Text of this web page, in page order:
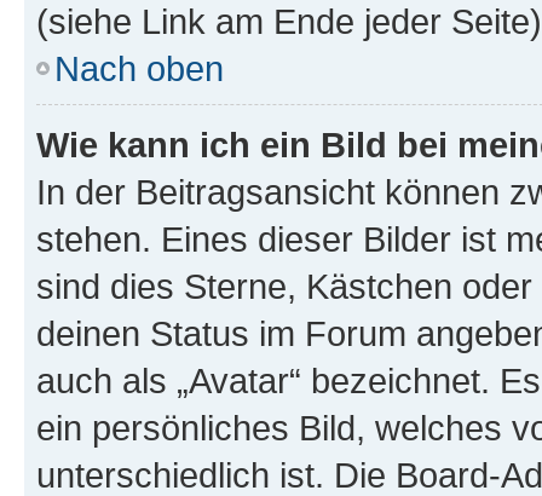
(siehe Link am Ende jeder
Nach oben
Wie kann ich ein Bild bei
In der Beitragsansicht können
stehen. Eines dieser Bilder ist
sind dies Sterne, Kästchen
deinen Status im Forum
auch als „Avatar“ bezeichnet.
ein persönliches Bild, welches
unterschiedlich ist. Die Board-